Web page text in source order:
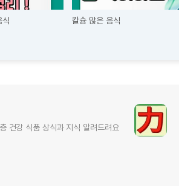
식 칼슘 많은 음식
건강 식품 상식과 지식 알려드려요